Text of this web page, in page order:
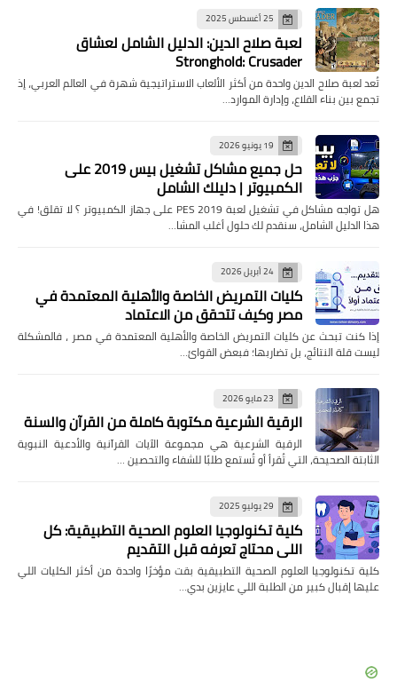
25 أغسطس 2025
لعبة صلاح الدين: الدليل الشامل لعشاق
Stronghold: Crusader
تُعد لعبة صلاح الدين واحدة من أكثر الألعاب الاستراتيجية شهرة في العالم العربي، إذ
تجمع بين بناء القلاع، وإدارة الموارد…
19 يونيو 2026
حل جميع مشاكل تشغيل بيس 2019 على
الكمبيوتر | دليلك الشامل
هل تواجه مشاكل في تشغيل لعبة PES 2019 على جهاز الكمبيوتر ؟ لا تقلق! في
هذا الدليل الشامل، سنقدم لك حلول أغلب المشا…
24 أبريل 2026
كليات التمريض الخاصة والأهلية المعتمدة في
مصر وكيف تتحقق من الاعتماد
إذا كنت تبحث عن كليات التمريض الخاصة والأهلية المعتمدة في مصر ، فالمشكلة
ليست قلة النتائج، بل تضاربها؛ فبعض القوائ…
23 مايو 2026
الرقية الشرعية مكتوبة كاملة من القرآن والسنة
الرقية الشرعية هي مجموعة الآيات القرآنية والأدعية النبوية
الثابتة الصحيحة، التي تُقرأ أو تُستمع طلبًا للشفاء والتحصين …
29 يوليو 2025
كلية تكنولوجيا العلوم الصحية التطبيقية: كل
اللي محتاج تعرفه قبل التقديم
كلية تكنولوجيا العلوم الصحية التطبيقية بقت مؤخرًا واحدة من أكثر الكليات اللي
عليها إقبال كبير من الطلبة اللي عايزين بدي…